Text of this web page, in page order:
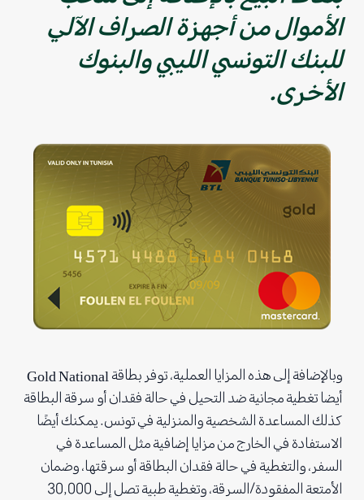
الأموال من أجهزة الصراف الآلي
للبنك التونسي الليبي والبنوك
الأخرى.
وبالإضافة إلى هذه المزايا العملية، توفر بطاقة Gold National
أيضا تغطية مجانية ضد التحيل في حالة فقدان أو سرقة البطاقة
كذلك المساعدة الشخصية والمنزلية في تونس. يمكنك أيضًا
الاستفادة في الخارج من مزايا إضافية مثل المساعدة في
السفر، والتغطية في حالة فقدان البطاقة أو سرقتها، وضمان
الأمتعة المفقودة/السرقة، وتغطية طبية تصل إلى 30,000